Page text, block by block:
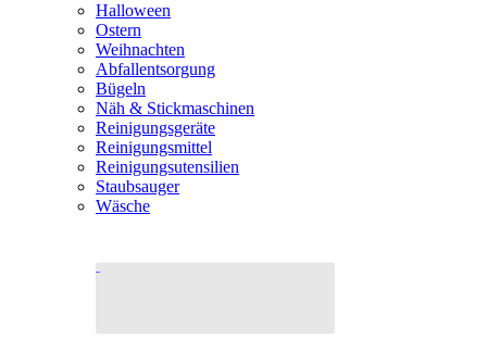
Halloween
Ostern
Weihnachten
Abfallentsorgung
Bügeln
Näh & Stickmaschinen
Reinigungsgeräte
Reinigungsmittel
Reinigungsutensilien
Staubsauger
Wäsche